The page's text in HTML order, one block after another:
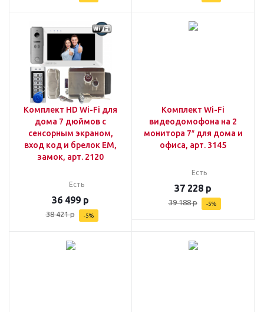
Комплект HD Wi-Fi для
дома 7 дюймов с
сенсорным экраном,
вход код и брелок EM,
замок, арт. 2120
Есть
36 499 р
38 421р -5%
Комплект Wi-Fi
видеодомофона на 2
монитора 7″ для дома и
офиса, арт. 3145
Есть
37 228 р
39 188р -5%